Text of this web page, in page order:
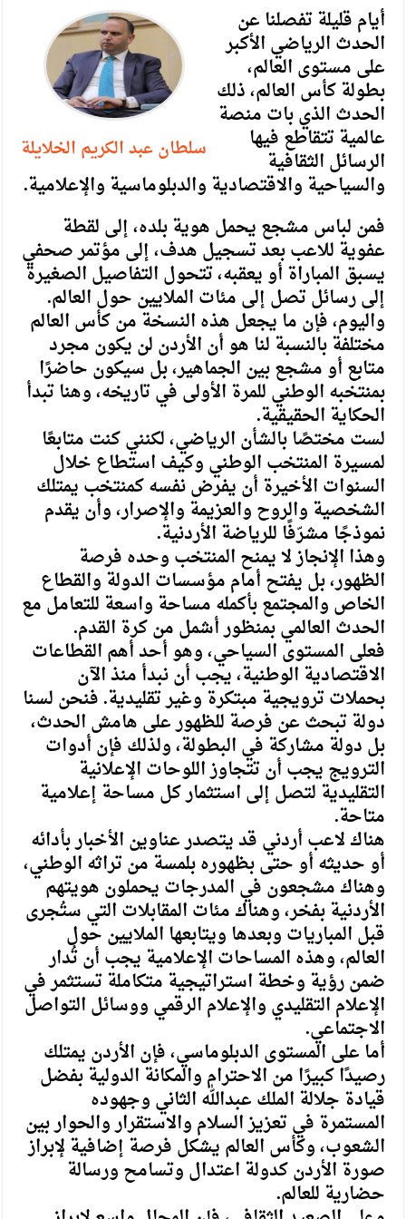
سلطان عبد الكريم الخلايلة
أيام قليلة تفصلنا عن
الحدث الرياضي الأكبر
على مستوى العالم،
بطولة كأس العالم، ذلك
الحدث الذي بات منصة
عالمية تتقاطع فيها
الرسائل الثقافية
والسياحية والاقتصادية والدبلوماسية والإعلامية.
فمن لباس مشجع يحمل هوية بلده، إلى لقطة
عفوية للاعب بعد تسجيل هدف، إلى مؤتمر صحفي
يسبق المباراة أو يعقبه، تتحول التفاصيل الصغيرة
إلى رسائل تصل إلى مئات الملايين حول العالم.
واليوم، فإن ما يجعل هذه النسخة من كأس العالم
مختلفة بالنسبة لنا هو أن الأردن لن يكون مجرد
متابع أو مشجع بين الجماهير، بل سيكون حاضرًا
بمنتخبه الوطني للمرة الأولى في تاريخه، وهنا تبدأ
الحكاية الحقيقية.
لست مختصًا بالشأن الرياضي، لكنني كنت متابعًا
لمسيرة المنتخب الوطني وكيف استطاع خلال
السنوات الأخيرة أن يفرض نفسه كمنتخب يمتلك
الشخصية والروح والعزيمة والإصرار، وأن يقدم
نموذجًا مشرّفًا للرياضة الأردنية.
وهذا الإنجاز لا يمنح المنتخب وحده فرصة
الظهور، بل يفتح أمام مؤسسات الدولة والقطاع
الخاص والمجتمع بأكمله مساحة واسعة للتعامل مع
الحدث العالمي بمنظور أشمل من كرة القدم.
فعلى المستوى السياحي، وهو أحد أهم القطاعات
الاقتصادية الوطنية، يجب أن نبدأ منذ الآن
بحملات ترويجية مبتكرة وغير تقليدية. فنحن لسنا
دولة تبحث عن فرصة للظهور على هامش الحدث،
بل دولة مشاركة في البطولة، ولذلك فإن أدوات
الترويج يجب أن تتجاوز اللوحات الإعلانية
التقليدية لتصل إلى استثمار كل مساحة إعلامية
متاحة.
هناك لاعب أردني قد يتصدر عناوين الأخبار بأدائه
أو حديثه أو حتى بظهوره بلمسة من تراثه الوطني،
وهناك مشجعون في المدرجات يحملون هويتهم
الأردنية بفخر، وهناك مئات المقابلات التي ستُجرى
قبل المباريات وبعدها ويتابعها الملايين حول
العالم، وهذه المساحات الإعلامية يجب أن تُدار
ضمن رؤية وخطة استراتيجية متكاملة تستثمر في
الإعلام التقليدي والإعلام الرقمي ووسائل التواصل
الاجتماعي.
أما على المستوى الدبلوماسي، فإن الأردن يمتلك
رصيدًا كبيرًا من الاحترام والمكانة الدولية بفضل
قيادة جلالة الملك عبدالله الثاني وجهوده
المستمرة في تعزيز السلام والاستقرار والحوار بين
الشعوب، وكأس العالم يشكل فرصة إضافية لإبراز
صورة الأردن كدولة اعتدال وتسامح ورسالة
حضارية للعالم.